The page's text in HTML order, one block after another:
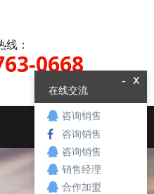
：
0668
x
-
在线交流
咨询销售
咨询销售
咨询销售
销售经理
合作加盟